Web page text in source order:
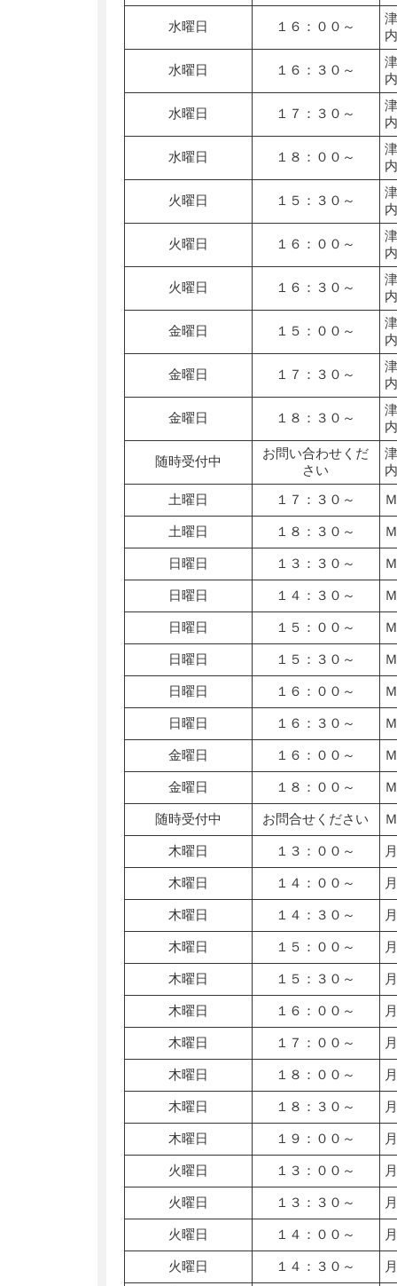
水曜日 １６：００～
水曜日 １６：３０～
水曜日 １７：３０～
水曜日 １８：００～
火曜日 １５：３０～
火曜日 １６：００～
火曜日 １６：３０～
金曜日 １５：００～
金曜日 １７：３０～
金曜日 １８：３０～
随時受付中
お問い合わせくだ
さい
土曜日
１７：３０～
土曜日 １８：３０～
日曜日 １３：３０～
日曜日 １４：３０～
日曜日 １５：００～
日曜日 １５：３０～
日曜日 １６：００～
日曜日 １６：３０～
金曜日 １６：００～
金曜日 １８：００～
随時受付中 お問合せください
木曜日 １３：００～
木曜日 １４：００～
木曜日 １４：３０～
木曜日 １５：００～
木曜日 １５：３０～
木曜日 １６：００～
木曜日 １７：００～
木曜日 １８：００～
木曜日 １８：３０～
木曜日 １９：００～
火曜日 １３：００～
火曜日 １３：３０～
火曜日 １４：００～
火曜日 １４：３０～